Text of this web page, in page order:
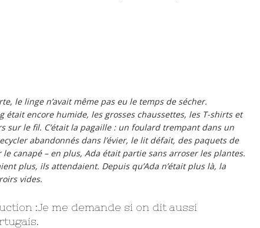
le linge n’avait même pas eu le temps de sécher.
était encore humide, les grosses chaussettes, les T-shirts et
sur le fil. C’était la pagaille : un foulard trempant dans un
abandonnés dans l’évier, le lit défait, des paquets de
le canapé – en plus, Ada était partie sans arroser les plantes.
plus, ils attendaient. Depuis qu’Ada n’était plus là, la
vides.
:Je me demande si on dit aussi